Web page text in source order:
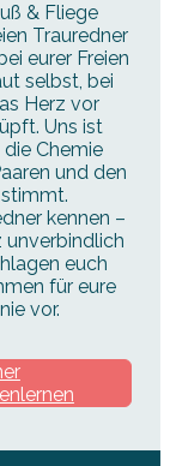
& Fliege
Trauredner
eurer Freien
selbst, bei
Herz vor
Uns ist
Chemie
und den
stimmt.
kennen –
euch
für eure
vor.